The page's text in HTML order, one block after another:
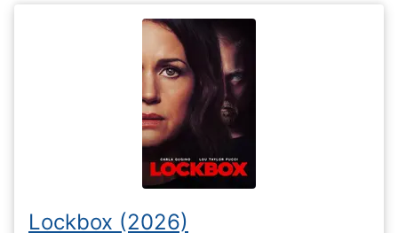
Lockbox (2026)